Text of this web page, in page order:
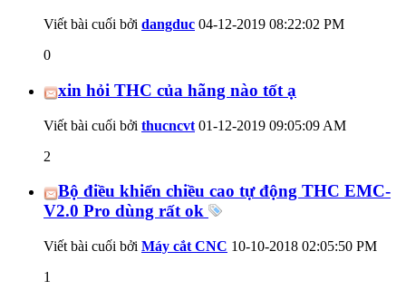
Viết bài cuối bởi dangduc 04-12-2019 08:22:02 PM
0
xin hỏi THC của hãng nào tốt ạ
Viết bài cuối bởi thucncvt 01-12-2019 09:05:09 AM
2
Bộ điều khiển chiều cao tự động THC EMC-
V2.0 Pro dùng rất ok
Viết bài cuối bởi Máy cắt CNC 10-10-2018 02:05:50 PM
1